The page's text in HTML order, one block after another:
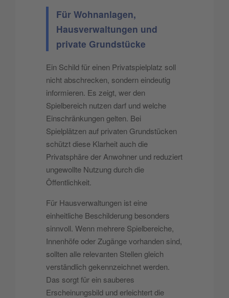
Für Wohnanlagen,
Hausverwaltungen und
private Grundstücke
Ein Schild für einen Privatspielplatz soll
nicht abschrecken, sondern eindeutig
informieren. Es zeigt, wer den
Spielbereich nutzen darf und welche
Einschränkungen gelten. Bei
Spielplätzen auf privaten Grundstücken
schützt diese Klarheit auch die
Privatsphäre der Anwohner und reduziert
ungewollte Nutzung durch die
Öffentlichkeit.
Für Hausverwaltungen ist eine
einheitliche Beschilderung besonders
sinnvoll. Wenn mehrere Spielbereiche,
Innenhöfe oder Zugänge vorhanden sind,
sollten alle relevanten Stellen gleich
verständlich gekennzeichnet werden.
Das sorgt für ein sauberes
Erscheinungsbild und erleichtert die